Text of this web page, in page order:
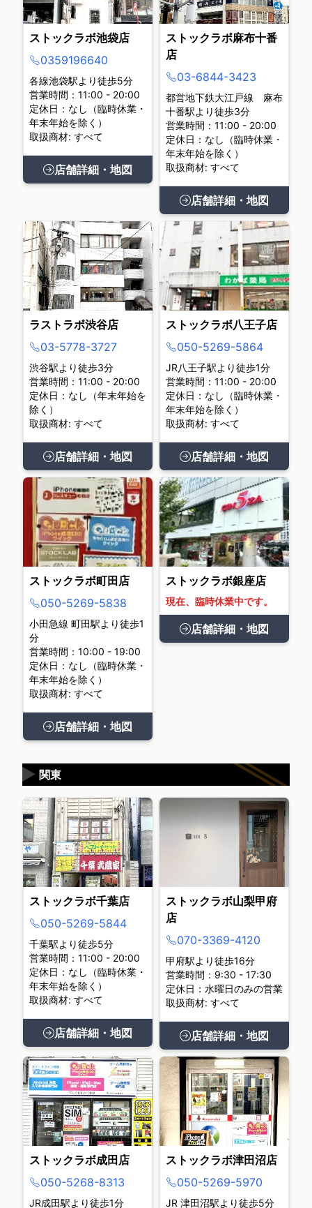
ストックラボ池袋店
0359196640
各線池袋駅より徒歩5分
営業時間：11:00 - 20:00
定休日：なし（臨時休業・
年末年始を除く）
取扱商材: すべて
店舗詳細・地図
ストックラボ麻布十番
店
03-6844-3423
都営地下鉄大江戸線 麻布
十番駅より徒歩3分
営業時間：11:00 - 20:00
定休日：なし（臨時休業・
年末年始を除く）
取扱商材: すべて
店舗詳細・地図
ラストラボ渋谷店
03-5778-3727
渋谷駅より徒歩3分
営業時間：11:00 - 20:00
定休日：なし（年末年始を
除く）
取扱商材: すべて
店舗詳細・地図
ストックラボ八王子店
050-5269-5864
JR八王子駅より徒歩1分
営業時間：11:00 - 20:00
定休日：なし（臨時休業・
年末年始を除く）
取扱商材: すべて
店舗詳細・地図
ストックラボ町田店
050-5269-5838
小田急線 町田駅より徒歩1
分
営業時間：10:00 - 19:00
定休日：なし（臨時休業・
年末年始を除く）
取扱商材: すべて
店舗詳細・地図
ストックラボ銀座店
現在、臨時休業中です。
店舗詳細・地図
関東
▶
ストックラボ千葉店
050-5269-5844
千葉駅より徒歩5分
営業時間：11:00 - 20:00
定休日：なし（臨時休業・
年末年始を除く）
取扱商材: すべて
店舗詳細・地図
ストックラボ山梨甲府
店
070-3369-4120
甲府駅より徒歩16分
営業時間：9:30 - 17:30
定休日：水曜日のみの営業
取扱商材: すべて
店舗詳細・地図
ストックラボ成田店
050-5268-8313
JR成田駅より徒歩1分
ストックラボ津田沼店
050-5269-5970
JR 津田沼駅より徒歩5分